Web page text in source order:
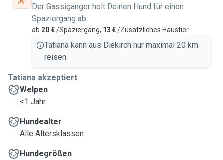
Der Gassigänger holt Deinen Hund für einen
Spaziergang ab
ab 20 €/Spaziergang, 13 €/Zusätzliches Haustier
Tatiana kann aus Diekirch nur maximal 20 km
reisen.
Tatiana akzeptiert
Welpen
<1 Jahr
Hundealter
Alle Altersklassen
Hundegrößen